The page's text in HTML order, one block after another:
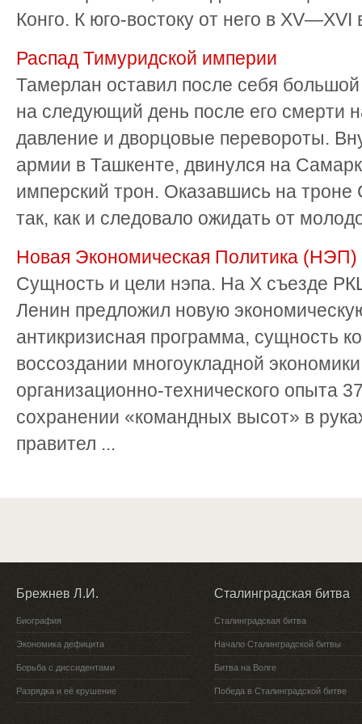
Конго. К юго-востоку от него в
Распад Тимуридской империи
Тамерлан оставил после себя
на следующий день после его смерти
давление и дворцовые перевороты.
армии в Ташкенте, двинулся на
имперский трон. Оказавшись на
так, как и следовало ожидать от
Новая Экономическая Политика (НЭП)
Сущность и цели нэпа. На Х съезде
Ленин предложил новую
антикризисная программа, сущность
воссоздании многоукладной
организационно-технического опыта
сохранении «командных высот» в
правител ...
Брежнев Л.И.
Биография
Экономика дефицита
Борьба с диссидентами
Разрядка и её крушение
Сталинградская битва
Сталинградская битва
Начало Сталинградской битвы
Битва на Волге
Победа в Сталинградской битве